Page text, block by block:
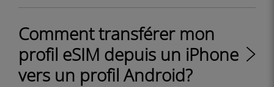
Comment transférer mon
profil eSIM depuis un iPhone
vers un profil Android?